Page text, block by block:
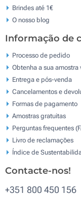
Brindes até 1€
O nosso blog
Informação de
Processo de pedido
Obtenha a sua amostra
Entrega e pós-venda
Cancelamentos e
Formas de pagamento
Amostras gratuitas
Perguntas frequentes
Livro de reclamaçōes
Índice de
Contacte-nos!
+351 800 450 156